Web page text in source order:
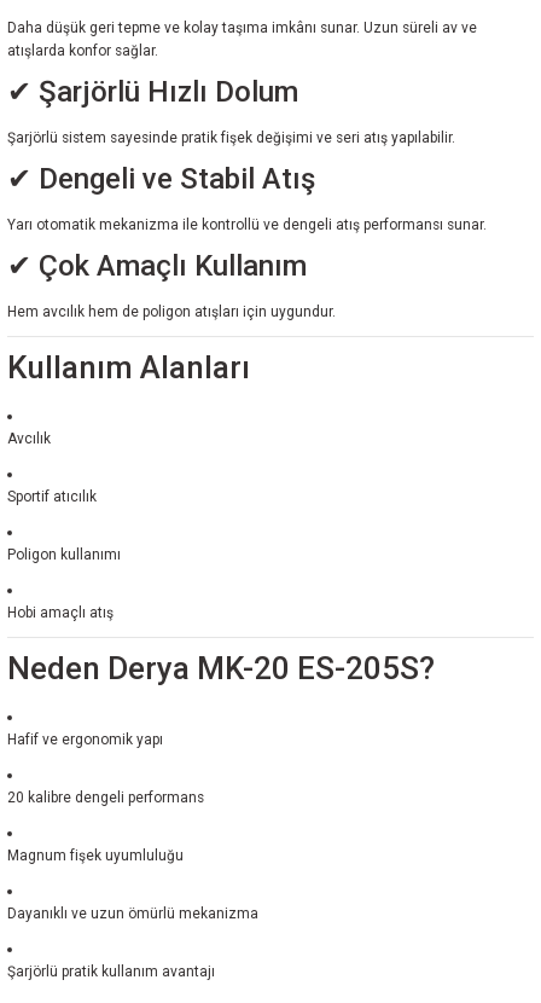
Daha düşük geri tepme ve kolay taşıma imkânı sunar. Uzun süreli av ve
atışlarda konfor sağlar.
✔ Şarjörlü Hızlı Dolum
Şarjörlü sistem sayesinde pratik fişek değişimi ve seri atış yapılabilir.
✔ Dengeli ve Stabil Atış
Yarı otomatik mekanizma ile kontrollü ve dengeli atış performansı sunar.
✔ Çok Amaçlı Kullanım
Hem avcılık hem de poligon atışları için uygundur.
Kullanım Alanları
Avcılık
Sportif atıcılık
Poligon kullanımı
Hobi amaçlı atış
Neden Derya MK-20 ES-205S?
Hafif ve ergonomik yapı
20 kalibre dengeli performans
Magnum fişek uyumluluğu
Dayanıklı ve uzun ömürlü mekanizma
Şarjörlü pratik kullanım avantajı